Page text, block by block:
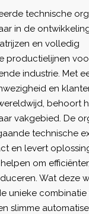
technische
in de
en volledig
productielijnen
industrie. Met
en
behoort
vakgebied. De
technische
en levert
om
Wat deze
unieke combinatie
slimme